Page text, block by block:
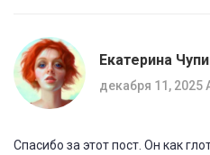
Екатерина
декабря 11, 2025
Спасибо за этот пост. Он как